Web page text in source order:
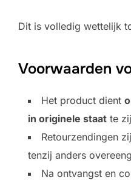
Dit is volledig wettelijk
Voorwaarden
Het product dient
in originele staat te
Retourzendingen
tenzij anders
Na ontvangst en